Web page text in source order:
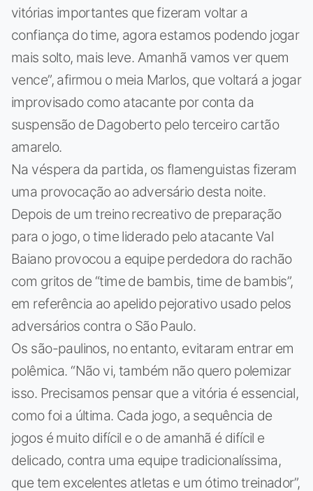
vitórias importantes que fizeram voltar a
confiança do time, agora estamos podendo jogar
mais solto, mais leve. Amanhã vamos ver quem
vence”, afirmou o meia Marlos, que voltará a jogar
improvisado como atacante por conta da
suspensão de Dagoberto pelo terceiro cartão
amarelo.
Na véspera da partida, os flamenguistas fizeram
uma provocação ao adversário desta noite.
Depois de um treino recreativo de preparação
para o jogo, o time liderado pelo atacante Val
Baiano provocou a equipe perdedora do rachão
com gritos de “time de bambis, time de bambis”,
em referência ao apelido pejorativo usado pelos
adversários contra o São Paulo.
Os são-paulinos, no entanto, evitaram entrar em
polêmica. “Não vi, também não quero polemizar
isso. Precisamos pensar que a vitória é essencial,
como foi a última. Cada jogo, a sequência de
jogos é muito difícil e o de amanhã é difícil e
delicado, contra uma equipe tradicionalíssima,
que tem excelentes atletas e um ótimo treinador”,